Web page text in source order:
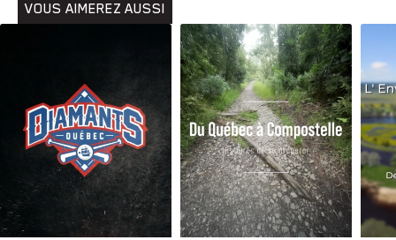
VOUS AIMEREZ AUSSI